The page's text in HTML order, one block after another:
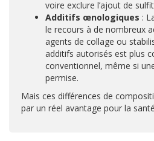
voire exclure l’ajout de
Additifs œnologiques :
le recours à de nombreux
agents de collage ou
additifs autorisés est plus
conventionnel, même si
permise.
Mais ces différences de
par un réel avantage pour la